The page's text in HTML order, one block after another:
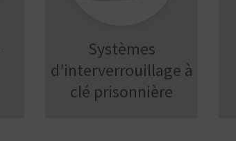
Systèmes
d’interverrouillage à
clé prisonnière